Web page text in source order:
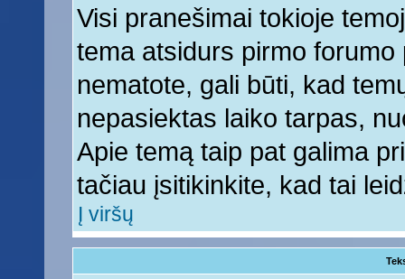
Visi pranešimai tokioje
tema atsidurs pirmo
nematote, gali būti, kad
nepasiektas laiko tarpas,
Apie temą taip pat galima
tačiau įsitikinkite, kad tai
Į viršų